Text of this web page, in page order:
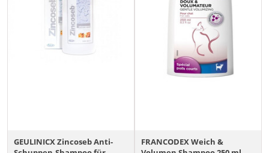
GEULINICX Zincoseb Anti-
FRANCODEX Weich &